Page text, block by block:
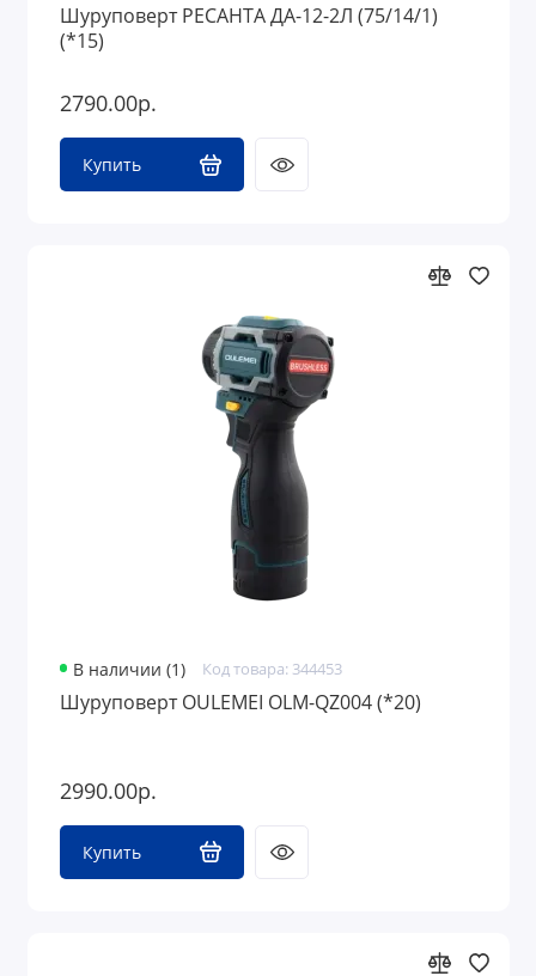
Шуруповерт РЕСАНТА ДА-12-2Л (75/14/1)
(*15)
2790.00р.
Купить
В наличии (1) Код товара: 344453
Шуруповерт OULEMEI OLM-QZ004 (*20)
2990.00р.
Купить